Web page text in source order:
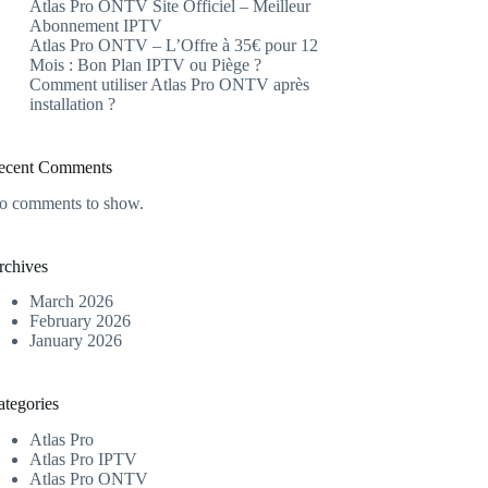
Atlas Pro ONTV Site Officiel – Meilleur
Abonnement IPTV
Atlas Pro ONTV – L’Offre à 35€ pour 12
Mois : Bon Plan IPTV ou Piège ?
Comment utiliser Atlas Pro ONTV après
installation ?
Comments
comments to show.
March 2026
February 2026
January 2026
Atlas Pro
Atlas Pro IPTV
Atlas Pro ONTV